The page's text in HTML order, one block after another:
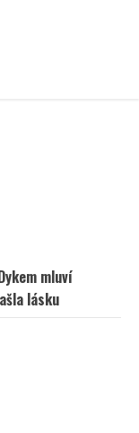
mluví
lásku